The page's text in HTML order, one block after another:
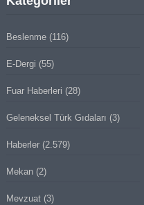
Beslenme(116)
E-Dergi (55)
Fuar Haberleri (28)
Geleneksel Türk Gıdaları (3)
Haberler(2.579)
Mekan(2)
Mevzuat(3)